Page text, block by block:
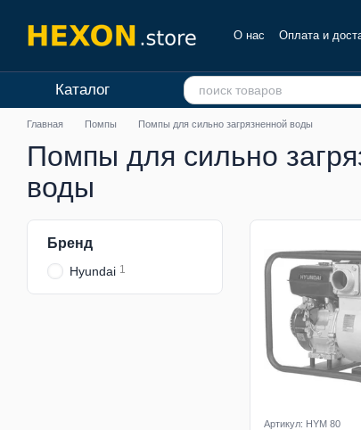
О нас Оплата и
Каталог
Главная Помпы Помпы для сильно загрязненной воды
Помпы для сильно
воды
Артикул: HYM 80
Бренд
Hyundai 1